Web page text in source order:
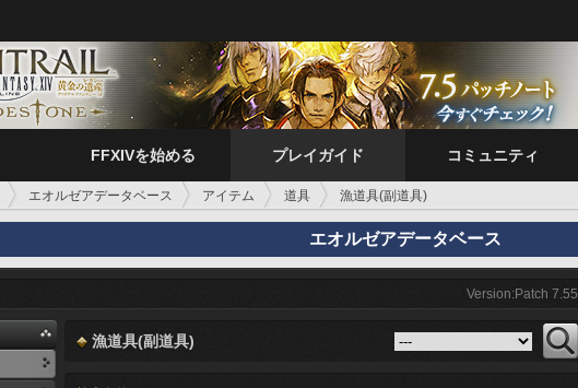
FFXIVを始める プレイガイド コミュニティ
エオルゼアデータベース アイテム 道具 漁道具(副道具)
エオルゼアデータベース
Version:Patch 7.55
漁道具(副道具)